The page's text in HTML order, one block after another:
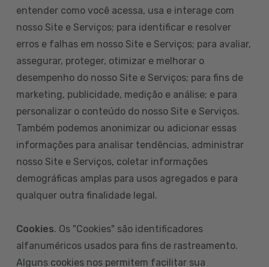
entender como você acessa, usa e interage com
nosso Site e Serviços; para identificar e resolver
erros e falhas em nosso Site e Serviços; para avaliar,
assegurar, proteger, otimizar e melhorar o
desempenho do nosso Site e Serviços; para fins de
marketing, publicidade, medição e análise; e para
personalizar o conteúdo do nosso Site e Serviços.
Também podemos anonimizar ou adicionar essas
informações para analisar tendências, administrar
nosso Site e Serviços, coletar informações
demográficas amplas para usos agregados e para
qualquer outra finalidade legal.
Cookies. Os "Cookies" são identificadores
alfanuméricos usados para fins de rastreamento.
Alguns cookies nos permitem facilitar sua